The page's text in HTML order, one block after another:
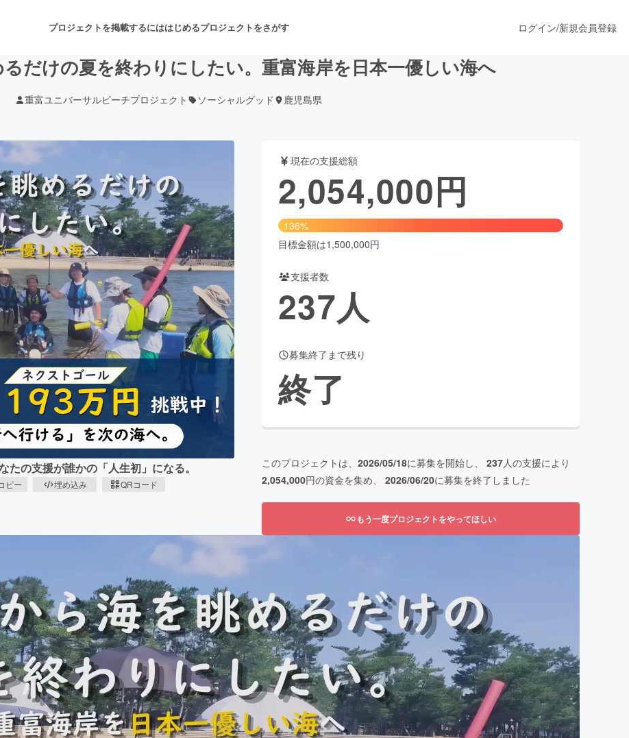
プロジェクトを掲載するにははじめるプロジェクトをさがす
音楽 舞台・パフォーマンス
ゲーム・サービス開発 フード・飲食店 ファッション
書籍・雑誌出版 アニメ・漫画
チャレンジ ビューティー・ヘルスケア
CAMPFIRE for Social GoodCAMPFIRE Creation
CAMPFIREふるさと納税
ログイン/新規会員登録
だけの夏を終わりにしたい。重富海岸を日本一優しい海へ
重富ユニバーサルビーチプロジェクト ソーシャルグッド 鹿児島県
たの支援が誰かの「人生初」になる。
ピー 埋め込み QRコード
現在の支援総額
2,054,000円
136%
目標金額は1,500,000円
支援者数
237人
募集終了まで残り
終了
このプロジェクトは、 2026/05/18に募集を開始し、 237人の支援により
2,054,000円の資金を集め、 2026/06/20に募集を終了しました
もう一度プロジェクトをやってほしい